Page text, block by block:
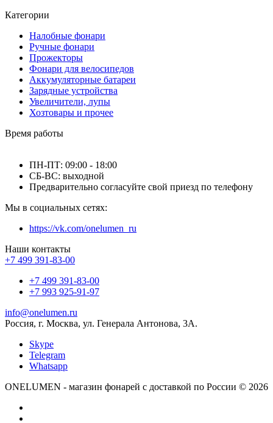
Категории
Налобные фонари
Ручные фонари
Прожекторы
Фонари для велосипедов
Аккумуляторные батареи
Зарядные устройства
Увеличители, лупы
Хозтовары и прочее
Время работы
ПН-ПТ: 09:00 - 18:00
СБ-ВС: выходной
Предварительно согласуйте свой приезд по телефону
Мы в социальных сетях:
https://vk.com/onelumen_ru
Наши контакты
+7 499 391-83-00
+7 499 391-83-00
+7 993 925-91-97
info@onelumen.ru
Россия, г. Москва, ул. Генерала Антонова, 3А.
Skype
Telegram
Whatsapp
ONELUMEN - магазин фонарей с доставкой по России © 2026